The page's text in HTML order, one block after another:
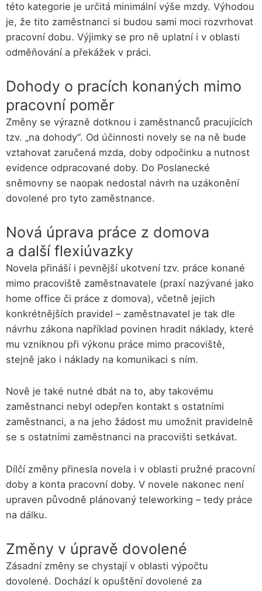
této kategorie je určitá minimální výše mzdy. Výhodou
je, že tito zaměstnanci si budou sami moci rozvrhovat
pracovní dobu. Výjimky se pro ně uplatní i v oblasti
odměňování a překážek v práci.
Dohody o pracích konaných mimo
pracovní poměr
Změny se výrazně dotknou i zaměstnanců pracujících
tzv. „na dohody“. Od účinnosti novely se na ně bude
vztahovat zaručená mzda, doby odpočinku a nutnost
evidence odpracované doby. Do Poslanecké
sněmovny se naopak nedostal návrh na uzákonění
dovolené pro tyto zaměstnance.
Nová úprava práce z domova
a další flexiúvazky
Novela přináší i pevnější ukotvení tzv. práce konané
mimo pracoviště zaměstnavatele (praxí nazývané jako
home office či práce z domova), včetně jejich
konkrétnějších pravidel – zaměstnavatel je tak dle
návrhu zákona například povinen hradit náklady, které
mu vzniknou při výkonu práce mimo pracoviště,
stejně jako i náklady na komunikaci s ním.
Nově je také nutné dbát na to, aby takovému
zaměstnanci nebyl odepřen kontakt s ostatními
zaměstnanci, a na jeho žádost mu umožnit pravidelně
se s ostatními zaměstnanci na pracovišti setkávat.
Dílčí změny přinesla novela i v oblasti pružné pracovní
doby a konta pracovní doby. V novele nakonec není
upraven původně plánovaný teleworking – tedy práce
na dálku.
Změny v úpravě dovolené
Zásadní změny se chystají v oblasti výpočtu
dovolené. Dochází k opuštění dovolené za